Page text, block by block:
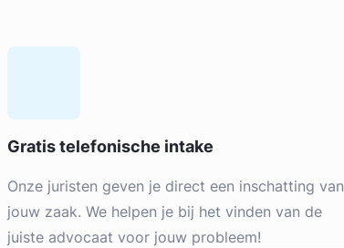
Diesfeldt Advocaten
Letselschade Advocaat
Meer dan 35 jaar ervaring
Provincie Noord-Holland
Gratis telefonische intake
Onze juristen geven je direct een inschatting van
jouw zaak. We helpen je bij het vinden van de
juiste advocaat voor jouw probleem!